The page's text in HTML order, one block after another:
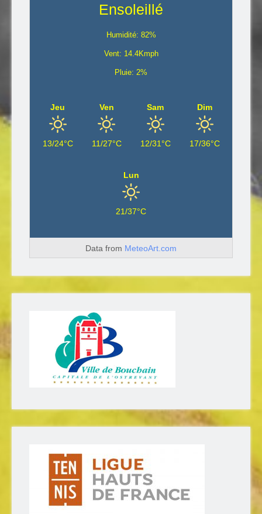
Ensoleillé
Humidité: 82%
Vent: 14.4Kmph
Pluie: 2%
Jeu
13/24°C
Ven
11/27°C
Sam
12/31°C
Dim
17/36°C
Lun
21/37°C
Data from MeteoArt.com